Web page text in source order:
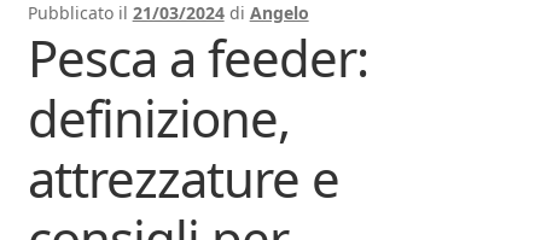
Pubblicato il 21/03/2024 di Angelo
Pesca a feeder:
definizione,
attrezzature e